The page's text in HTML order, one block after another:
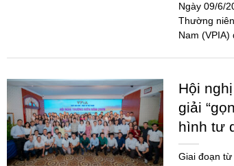
Ngày 09/6/
Thường
Nam
Hội
giải
hình tư
Giai đoạn